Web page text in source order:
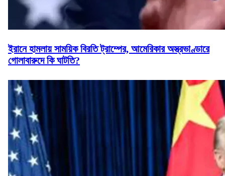
ইরানে হামলায় সাময়িক বিরতি ট্রাম্পের, আমেরিকার অস্ত্রভাণ্ডারে
গোলাবারুদে কি ঘাটতি?